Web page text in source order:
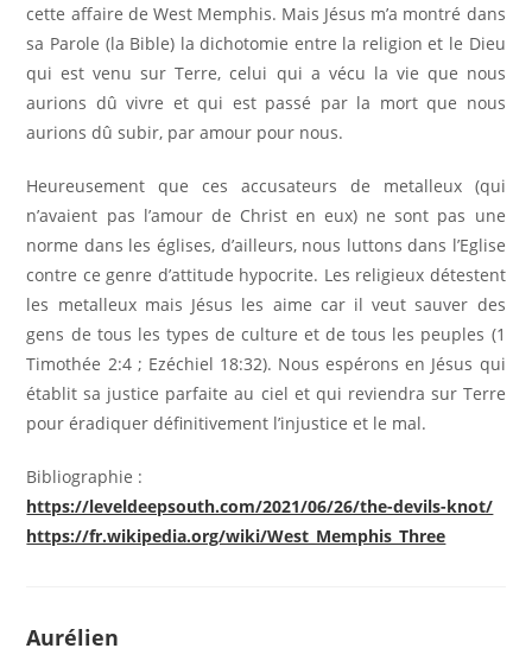
cette affaire de West Memphis. Mais Jésus m’a montré dans
sa Parole (la Bible) la dichotomie entre la religion et le Dieu
qui est venu sur Terre, celui qui a vécu la vie que nous
aurions dû vivre et qui est passé par la mort que nous
aurions dû subir, par amour pour nous.
Heureusement que ces accusateurs de metalleux (qui
n’avaient pas l’amour de Christ en eux) ne sont pas une
norme dans les églises, d’ailleurs, nous luttons dans l’Eglise
contre ce genre d’attitude hypocrite. Les religieux détestent
les metalleux mais Jésus les aime car il veut sauver des
gens de tous les types de culture et de tous les peuples (1
Timothée 2:4 ; Ezéchiel 18:32). Nous espérons en Jésus qui
établit sa justice parfaite au ciel et qui reviendra sur Terre
pour éradiquer définitivement l’injustice et le mal.
Bibliographie :
https://leveldeepsouth.com/2021/06/26/the-devils-knot/
https://fr.wikipedia.org/wiki/West_Memphis_Three
Aurélien